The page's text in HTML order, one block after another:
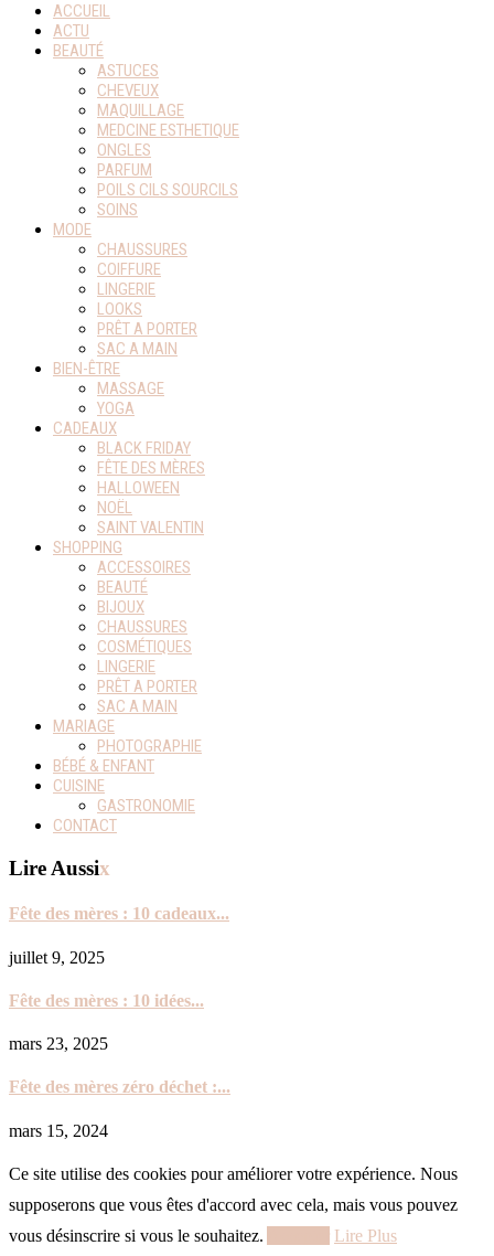
ACCUEIL
ACTU
BEAUTÉ
ASTUCES
CHEVEUX
MAQUILLAGE
MEDCINE ESTHETIQUE
ONGLES
PARFUM
POILS CILS SOURCILS
SOINS
MODE
CHAUSSURES
COIFFURE
LINGERIE
LOOKS
PRÊT A PORTER
SAC A MAIN
BIEN-ÊTRE
MASSAGE
YOGA
CADEAUX
BLACK FRIDAY
FÊTE DES MÈRES
HALLOWEEN
NOËL
SAINT VALENTIN
SHOPPING
ACCESSOIRES
BEAUTÉ
BIJOUX
CHAUSSURES
COSMÉTIQUES
LINGERIE
PRÊT A PORTER
SAC A MAIN
MARIAGE
PHOTOGRAPHIE
BÉBÉ & ENFANT
CUISINE
GASTRONOMIE
CONTACT
Lire Aussix
Fête des mères : 10 cadeaux...
juillet 9, 2025
Fête des mères : 10 idées...
mars 23, 2025
Fête des mères zéro déchet :...
mars 15, 2024
Ce site utilise des cookies pour améliorer votre expérience. Nous
supposerons que vous êtes d'accord avec cela, mais vous pouvez
vous désinscrire si vous le souhaitez.
Lire Plus